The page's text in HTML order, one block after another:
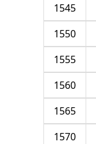
1545
1550
1555
1560
1565
1570